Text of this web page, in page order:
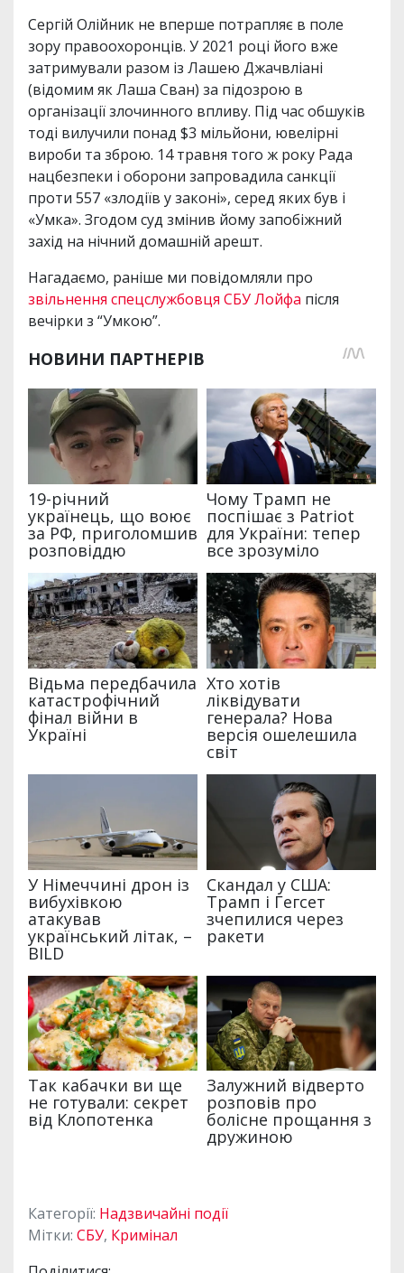
Сергій Олійник не вперше потрапляє в поле
зору правоохоронців. У 2021 році його вже
затримували разом із Лашею Джачвліані
(відомим як Лаша Сван) за підозрою в
організації злочинного впливу. Під час обшуків
тоді вилучили понад $3 мільйони, ювелірні
вироби та зброю. 14 травня того ж року Рада
нацбезпеки і оборони запровадила санкції
проти 557 «злодіїв у законі», серед яких був і
«Умка». Згодом суд змінив йому запобіжний
захід на нічний домашній арешт.
Нагадаємо, раніше ми повідомляли про
звільнення спецслужбовця СБУ Лойфа після
вечірки з “Умкою”.
Категорії: Надзвичайні події
Мітки: СБУ, Кримінал